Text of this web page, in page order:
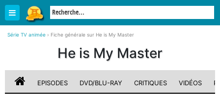
Série TV animée › Fiche générale sur He is My Master
He is My Master
EPISODES DVD/BLU-RAY CRITIQUES VIDÉOS